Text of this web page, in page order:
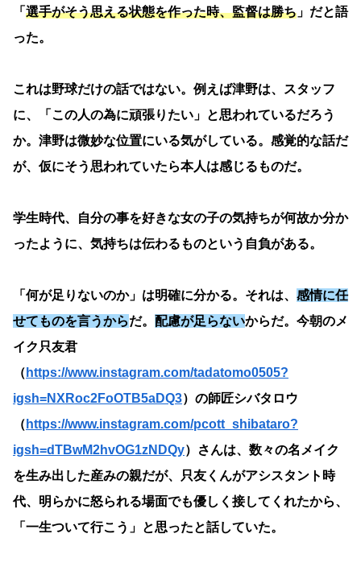
「 選手がそう思える状態を作った時、監督は勝ち 」だと語
った。
これは野球だけの話ではない。例えば津野は、スタッフ
に、「この人の為に頑張りたい」と思われているだろう
か。津野は微妙な位置にいる気がしている。感覚的な話だ
が、仮にそう思われていたら本人は感じるものだ。
学生時代、自分の事を好きな女の子の気持ちが何故か分か
ったように、気持ちは伝わるものという自負がある。
「何が足りないのか」は明確に分かる。それは、 感情に任
せてものを言うからだ。 配慮が足らないからだ。今朝のメ
イク只友君
（ https://www.instagram.com/tadatomo0505?
igsh=NXRoc2FoOTB5aDQ3）の師匠シバタロウ
（ https://www.instagram.com/pcott_shibataro?
igsh=dTBwM2hvOG1zNDQy）さんは、数々の名メイク
を生み出した産みの親だが、只友くんがアシスタント時
代、明らかに怒られる場面でも優しく接してくれたから、
「一生ついて行こう」と思ったと話していた。